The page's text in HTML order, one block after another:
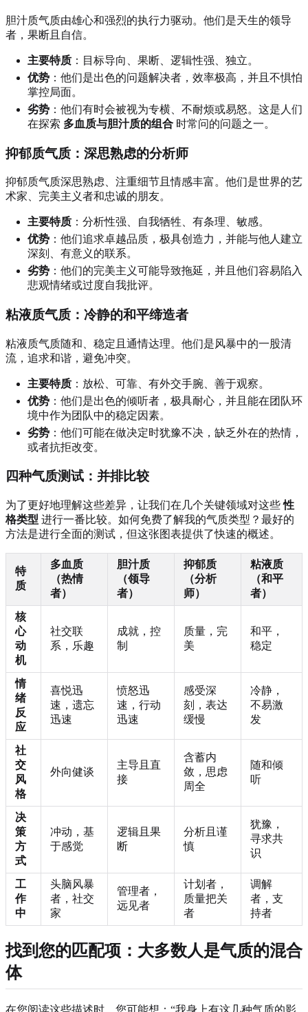
胆汁质气质由雄心和强烈的执行力驱动。他们是天生的领导
者，果断且自信。
主要特质 ：目标导向、果断、逻辑性强、独立。
优势 ：他们是出色的问题解决者，效率极高，并且不惧怕
掌控局面。
劣势 ：他们有时会被视为专横、不耐烦或易怒。这是人们
在探索 多血质与胆汁质的组合 时常问的问题之一。
抑郁质气质：深思熟虑的分析师
抑郁质气质深思熟虑、注重细节且情感丰富。他们是世界的艺
术家、完美主义者和忠诚的朋友。
主要特质 ：分析性强、自我牺牲、有条理、敏感。
优势 ：他们追求卓越品质，极具创造力，并能与他人建立
深刻、有意义的联系。
劣势 ：他们的完美主义可能导致拖延，并且他们容易陷入
悲观情绪或过度自我批评。
粘液质气质：冷静的和平缔造者
粘液质气质随和、稳定且通情达理。他们是风暴中的一股清
流，追求和谐，避免冲突。
主要特质 ：放松、可靠、有外交手腕、善于观察。
优势 ：他们是出色的倾听者，极具耐心，并且能在团队环
境中作为团队中的稳定因素。
劣势 ：他们可能在做决定时犹豫不决，缺乏外在的热情，
或者抗拒改变。
四种气质测试：并排比较
为了更好地理解这些差异，让我们在几个关键领域对这些性
格类型 进行一番比较。如何免费了解我的气质类型？最好的
方法是进行全面的测试，但这张图表提供了快速的概述。
特
质
多血质
（热情
者）
胆汁质
（领导
者）
抑郁质
（分析
师）
粘液质
（和平
者）
核
心
动
机
社交联
系，乐趣
成就，控
制
质量，完
美
和平，
稳定
情
绪
反
应
喜悦迅
速，遗忘
迅速
愤怒迅
速，行动
迅速
感受深
刻，表达
缓慢
冷静，
不易激
发
社
交
风
格
外向健谈
主导且直
接
含蓄内
敛，思虑
周全
随和倾
听
决
策
方
式
冲动，基
于感觉
逻辑且果
断
分析且谨
慎
犹豫，
寻求共
识
工
作
中
头脑风暴
者，社交
家
管理者，
远见者
计划者，
质量把关
者
调解
者，支
持者
找到您的匹配项：大多数人是气质的混合
体